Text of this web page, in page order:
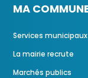
MA
Services municipaux
La mairie recrute
Marchés publics